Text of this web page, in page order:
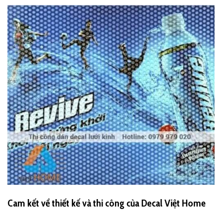
Cam kết về thiết kế và thi công của Decal Việt Home